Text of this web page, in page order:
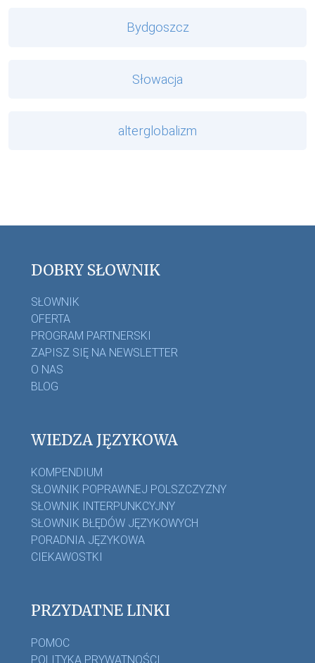
Bydgoszcz
Słowacja
alterglobalizm
DOBRY SŁOWNIK
SŁOWNIK
OFERTA
PROGRAM PARTNERSKI
ZAPISZ SIĘ NA NEWSLETTER
O NAS
BLOG
WIEDZA JĘZYKOWA
KOMPENDIUM
SŁOWNIK POPRAWNEJ POLSZCZYZNY
SŁOWNIK INTERPUNKCYJNY
SŁOWNIK BŁĘDÓW JĘZYKOWYCH
PORADNIA JĘZYKOWA
CIEKAWOSTKI
PRZYDATNE LINKI
POMOC
POLITYKA PRYWATNOŚCI